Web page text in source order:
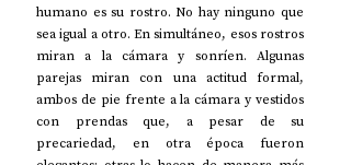
humano es su rostro. No hay ninguno que
sea igual a otro. En simultáneo, esos rostros
miran a la cámara y sonríen. Algunas
parejas miran con una actitud formal,
ambos de pie frente a la cámara y vestidos
con prendas que, a pesar de su
precariedad, en otra época fueron